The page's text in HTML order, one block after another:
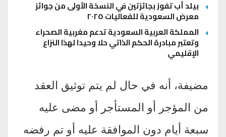
بيلد أب تفوز بجائزتين في النسخة الأولى من جوائز
معرض السعودية للفعاليات ٢٠٢٥
المملكة العربية السعودية تدعم مغربية الصحراء
وتعتبر مبادرة الحكم الذاتي حلا وحيدا لهذا النزاع
الإقليمي
مضيفة، أنه في حال لم يتم توثيق العقد
من المؤجر أو المستأجر أو مضى عليه
سبعة أيام دون الموافقة عليه أو تم رفضه